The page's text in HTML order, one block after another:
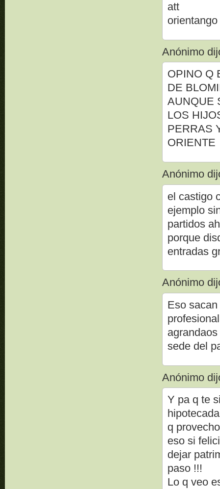
att
orientango
Anónimo
OPINO Q
DE
AUNQUE
LOS
PERRAS
ORIENTE
Anónimo
el castigo
ejemplo
partidos
porque
entradas
Anónimo
Eso
sede del
Anónimo
Y pa q te
q
eso si
dejar
paso !!!
Lo q veo